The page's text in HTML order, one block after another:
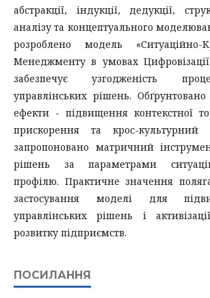
абстракції, індукції, дедукції,
аналізу та концептуального
розроблено модель «Ситуаційно-
Менеджменту в умовах
забезпечує узгодженість
управлінських рішень. Обґрунтовано
ефекти - підвищення контекстної
прискорення та крос-
запропоновано матричний
рішень за параметрами
профілю. Практичне значення
застосування моделі для
управлінських рішень і
розвитку підприємств.
ПОСИЛАННЯ